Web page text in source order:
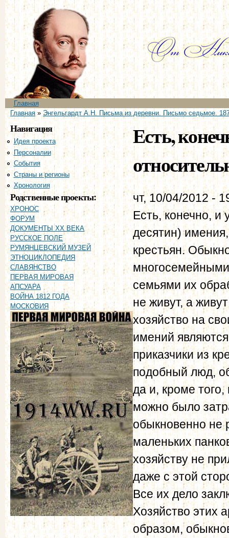
Главное меню
Главная
Вы здесь
Главная» Энгельгардт А.Н. Письма из деревни. Письмо седьмое.
Навигация
Идея проекта
Персоналии
События
Страны и регионы
Хронология
Родственные проекты:
ХРОНОС
ФОРУМ
ДОКУМЕНТЫ XX ВЕКА
РУССКОЕ ПОЛЕ
РУМЯНЦЕВСКИЙ МУЗЕЙ
ЭТНОЦИКЛОПЕДИЯ
СЛАВЯНСТВО
ПЕРВАЯ МИРОВАЯ
АПСУАРА
ВОЙНА 1812 ГОДА
МОСКОВИЯ
Есть,
чт, 10/04/2012 -
Есть, конечно, и
десятин)
крестьян.
семьями их
не живут, а
хозяйство на
имений
приказчики из
подобный люд,
да и, кроме
можно было
обыкновенно не
маленьких
хозяйству не
даже с этой
Все их дело
Хозяйство этих
образом,